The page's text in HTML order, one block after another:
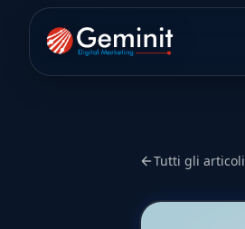
Tutti gli articoli